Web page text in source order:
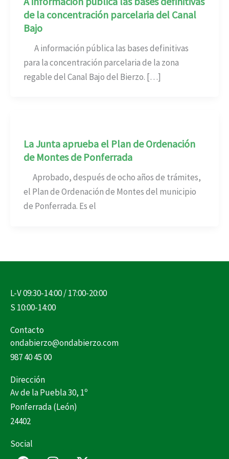
de la concentración parcelaria del Canal
Bajo
A información pública las bases definitivas
para la concentración parcelaria de la zona
regable del Canal Bajo del Bierzo. […]
La Junta aprueba el Plan de Ordenación
de Montes de Ponferrada
Aprobado, después de ocho años de trámites,
el Plan de Ordenación de Montes del municipio
de Ponferrada. Es el
L-V 09:30-14:00 / 17:00-20:00
S 10:00-14:00
Contacto
ondabierzo@ondabierzo.com
987 40 45 00
Dirección
Av de la Puebla 30, 1º
Ponferrada (León)
24402
Social
F I X